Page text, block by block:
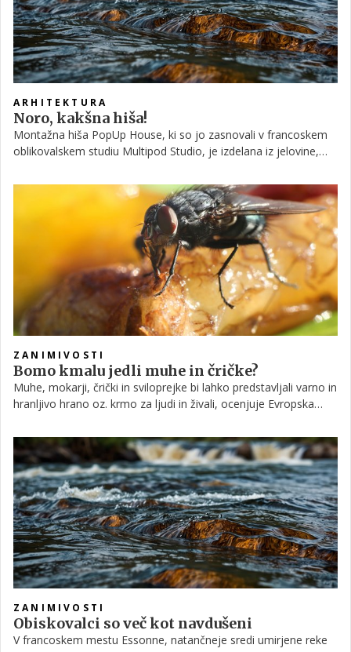
ARHITEKTURA
Noro, kakšna hiša!
Montažna hiša PopUp House, ki so jo zasnovali v francoskem
oblikovalskem studiu Multipod Studio, je izdelana iz jelovine,
zgolj s pomočjo izvijača. Če ste vsaj malce spretni, seveda!
ZANIMIVOSTI
Bomo kmalu jedli muhe in čričke?
Muhe, mokarji, črički in sviloprejke bi lahko predstavljali varno in
hranljivo hrano oz. krmo za ljudi in živali, ocenjuje Evropska
pred kratkim, je agencija zapisala, da bi lahko prehranjevanje z
insekti prineslo spremembe v prihodnjih vzorcih potrošnje,
povzema Euobserver.
ZANIMIVOSTI
Obiskovalci so več kot navdušeni
V francoskem mestu Essonne, natančneje sredi umirjene reke